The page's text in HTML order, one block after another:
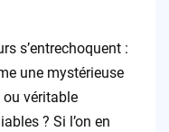
s’entrechoquent :
une mystérieuse
véritable
? Si l’on en